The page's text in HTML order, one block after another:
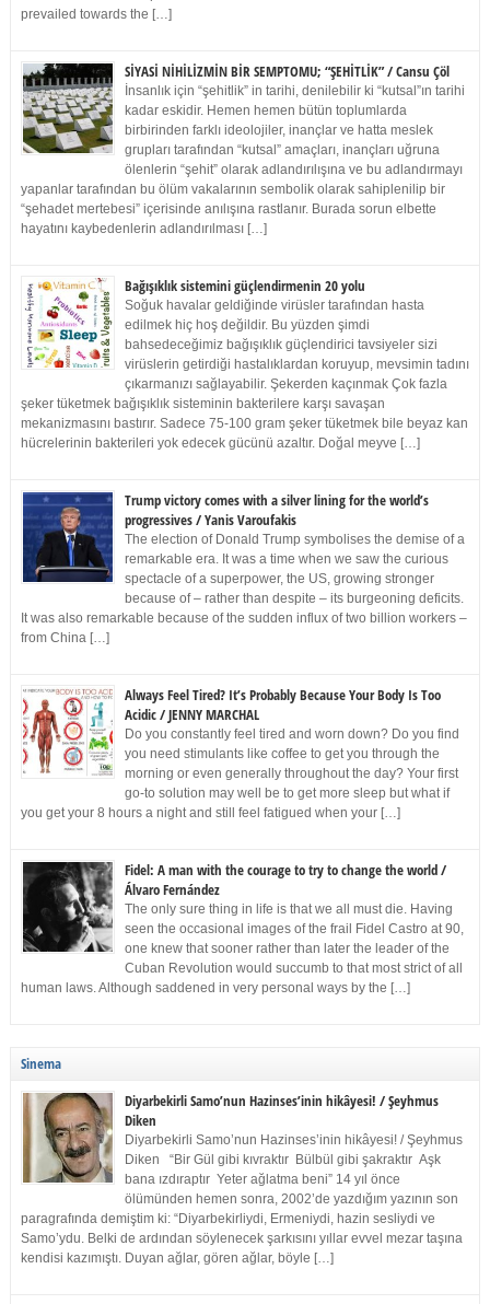
prevailed towards the […]
SİYASİ NİHİLİZMİN BİR SEMPTOMU; “ŞEHİTLİK” / Cansu Çöl
İnsanlık için “şehitlik” in tarihi, denilebilir ki “kutsal”ın tarihi
kadar eskidir. Hemen hemen bütün toplumlarda
birbirinden farklı ideolojiler, inançlar ve hatta meslek
grupları tarafından “kutsal” amaçları, inançları uğruna
ölenlerin “şehit” olarak adlandırılışına ve bu adlandırmayı
yapanlar tarafından bu ölüm vakalarının sembolik olarak sahiplenilip bir
“şehadet mertebesi” içerisinde anılışına rastlanır. Burada sorun elbette
hayatını kaybedenlerin adlandırılması […]
Bağışıklık sistemini güçlendirmenin 20 yolu
Soğuk havalar geldiğinde virüsler tarafından hasta
edilmek hiç hoş değildir. Bu yüzden şimdi
bahsedeceğimiz bağışıklık güçlendirici tavsiyeler sizi
virüslerin getirdiği hastalıklardan koruyup, mevsimin tadını
çıkarmanızı sağlayabilir. Şekerden kaçınmak Çok fazla
şeker tüketmek bağışıklık sisteminin bakterilere karşı savaşan
mekanizmasını bastırır. Sadece 75-100 gram şeker tüketmek bile beyaz kan
hücrelerinin bakterileri yok edecek gücünü azaltır. Doğal meyve […]
Trump victory comes with a silver lining for the world’s
progressives / Yanis Varoufakis
The election of Donald Trump symbolises the demise of a
remarkable era. It was a time when we saw the curious
spectacle of a superpower, the US, growing stronger
because of – rather than despite – its burgeoning deficits.
It was also remarkable because of the sudden influx of two billion workers –
from China […]
Always Feel Tired? It’s Probably Because Your Body Is Too
Acidic / JENNY MARCHAL
Do you constantly feel tired and worn down? Do you find
you need stimulants like coffee to get you through the
morning or even generally throughout the day? Your first
go-to solution may well be to get more sleep but what if
you get your 8 hours a night and still feel fatigued when your […]
Fidel: A man with the courage to try to change the world /
Álvaro Fernández
The only sure thing in life is that we all must die. Having
seen the occasional images of the frail Fidel Castro at 90,
one knew that sooner rather than later the leader of the
Cuban Revolution would succumb to that most strict of all
human laws. Although saddened in very personal ways by the […]
Sinema
Diyarbekirli Samo’nun Hazinses’inin hikâyesi! / Şeyhmus
Diken
Diyarbekirli Samo’nun Hazinses’inin hikâyesi! / Şeyhmus
Diken “Bir Gül gibi kıvraktır Bülbül gibi şakraktır Aşk
bana ızdıraptır Yeter ağlatma beni” 14 yıl önce
ölümünden hemen sonra, 2002’de yazdığım yazının son
paragrafında demiştim ki: “Diyarbekirliydi, Ermeniydi, hazin sesliydi ve
Samo’ydu. Belki de ardından söylenecek şarkısını yıllar evvel mezar taşına
kendisi kazımıştı. Duyan ağlar, gören ağlar, böyle […]